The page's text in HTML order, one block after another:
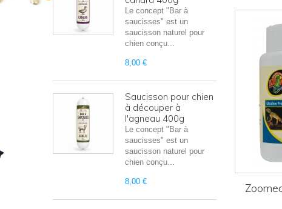
Le concept "Bar à
saucisses" est un
saucisson naturel pour
chien conçu...
8,00 €
Saucisson pour chien
à découper à
l'agneau 400g
Le concept "Bar à
saucisses" est un
saucisson naturel pour
chien conçu...
8,00 €